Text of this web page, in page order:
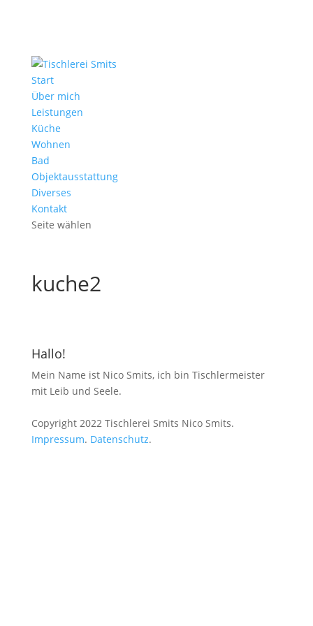
Start
Über mich
Leistungen
Küche
Wohnen
Bad
Objektausstattung
Diverses
Kontakt
Seite wählen
kuche2
Hallo!
Mein Name ist Nico Smits, ich bin Tischlermeister
mit Leib und Seele.
Copyright 2022 Tischlerei Smits Nico Smits.
Impressum. Datenschutz.